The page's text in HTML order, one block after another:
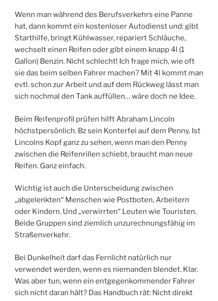
Wenn man während des Berufsverkehrs eine Panne
hat, dann kommt ein kostenloser Autodienst und: gibt
Starthilfe, bringt Kühlwasser, repariert Schläuche,
wechselt einen Reifen oder gibt einem knapp 4l (1
Gallon) Benzin. Nicht schlecht! Ich frage mich, wie oft
sie das beim selben Fahrer machen? Mit 4l kommt man
evtl. schon zur Arbeit und auf dem Rückweg lässt man
sich nochmal den Tank auffüllen… wäre doch ne Idee.
Beim Reifenprofil prüfen hilft Abraham Lincoln
höchstpersönlich. Bz sein Konterfei auf dem Penny. Ist
Lincolns Kopf ganz zu sehen, wenn man den Penny
zwischen die Reifenrillen schiebt, braucht man neue
Reifen. Ganz einfach.
Wichtig ist auch die Unterscheidung zwischen
„abgelenkten“ Menschen wie Postboten, Arbeitern
oder Kindern. Und „verwirrten“ Leuten wie Touristen.
Beide Gruppen sind ziemlich unzurechnungsfähig im
Straßenverkehr.
Bei Dunkelheit darf das Fernlicht natürlich nur
verwendet werden, wenn es niemanden blendet. Klar.
Was aber tun, wenn ein entgegenkommender Fahrer
sich nicht daran hält? Das Handbuch rät: Nicht direkt